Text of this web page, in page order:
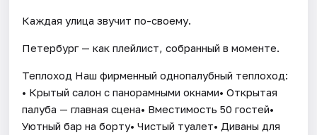
Каждая улица звучит по-своему.
Петербург — как плейлист, собранный в моменте.
Теплоход Наш фирменный однопалубный теплоход:
• Крытый салон с панорамными окнами• Открытая
палуба — главная сцена• Вместимость 50 гостей•
Уютный бар на борту• Чистый туалет• Диваны для